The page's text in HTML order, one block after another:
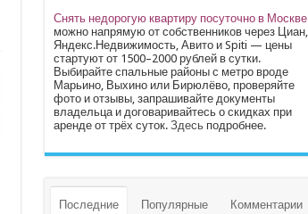
Снять недорогую квартиру посуточно в Москве
можно напрямую от собственников через Циан,
Яндекс.Недвижимость, Авито и Spiti — цены
стартуют от 1500–2000 рублей в сутки.
Выбирайте спальные районы с метро вроде
Марьино, Выхино или Бирюлёво, проверяйте
фото и отзывы, запрашивайте документы
владельца и договаривайтесь о скидках при
аренде от трёх суток. Здесьподробнее.
Последние Популярные Комментарии